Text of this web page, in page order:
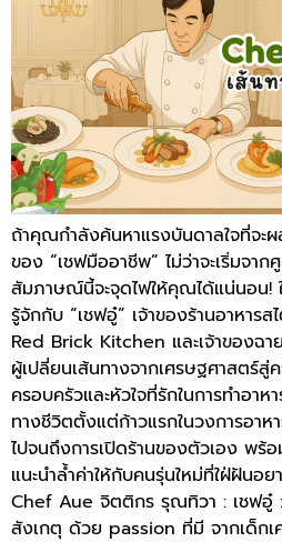
ถ้าคุณกำลังค้นหาแรงบันดาลใจที่จะผ
ของ “เชฟมืออาชีพ” ไม่ว่าจะเริ่มจ
สัมภาษณ์นี้จะจุดไฟให้คุณได้แน่นอน!
รู้จักกับ “เชฟอู๋” เจ้าของร้านอาหา
Red Brick Kitchen และเจ้าของฉ
ผู้เปลี่ยนเส้นทางจากเศรษฐศาสตร์สู่
ครอบครัวและหัวใจที่รักในการทำอาห
ทางชีวิตตั้งแต่ก้าวแรกในวงการอาห
ไปจนถึงการเปิดร้านของตัวเอง พร้
แนะนำล้ำค่าให้กับคนรุ่นใหม่ที่ใฝ่ฝันอ
Chef Aue จิตติกร รุณทิวา : เชฟอู๋
สังเกตุ ด้วย passion ที่มี จากเด็กเ